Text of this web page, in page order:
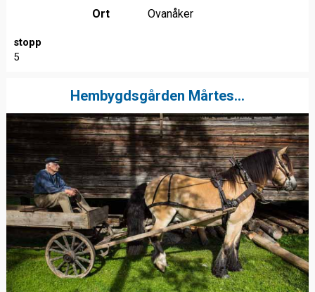
Ort Ovanåker
stopp
5
Hembygdsgården Mårtes...